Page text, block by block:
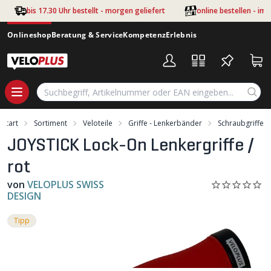
Zum Hauptinhalt springen
bis 17.30 Uhr bestellt - morgen geliefert online bestellen - im
OnlineshopBeratung & ServiceKompetenzErlebnis
Start Sortiment Veloteile Griffe - Lenkerbänder Schraubgriffe
JOYSTICK Lock-On Lenkergriffe /
rot
von VELOPLUS SWISS
DESIGN
Tipp